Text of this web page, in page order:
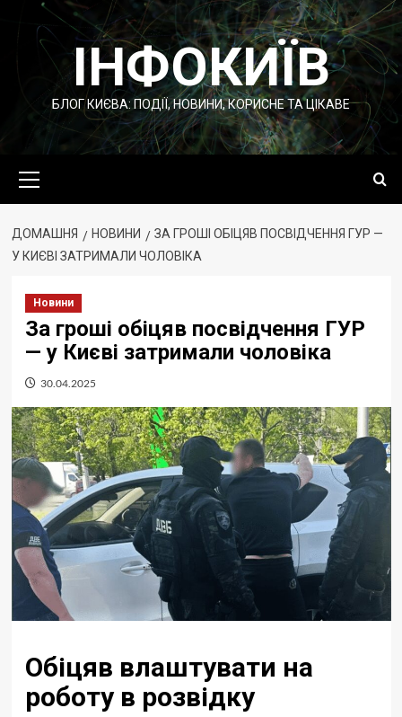
Перейти
ІНФОКИЇВ
БЛОГ КИЄВА: ПОДІЇ, НОВИНИ, КОРИСНЕ ТА ЦІКАВЕ
меню
ДОМАШНЯ НОВИНИ
ЗА ГРОШІ ОБІЦЯВ ПОСВІДЧЕННЯ ГУР —
У КИЄВІ ЗАТРИМАЛИ ЧОЛОВІКА
Новини
За гроші обіцяв посвідчення ГУР
— у Києві затримали чоловіка
30.04.2025
Обіцяв влаштувати на
роботу в розвідку